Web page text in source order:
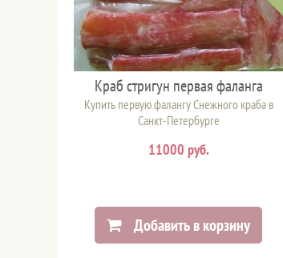
Краб стригун первая фаланга
Купить первую фалангу Снежного краба в
Санкт-Петербурге
11000 руб.
Добавить в корзину